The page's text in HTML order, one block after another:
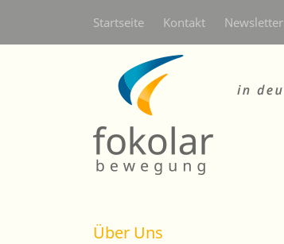
Secondarymenü
Startseite Kontakt Newsletter
Über Uns